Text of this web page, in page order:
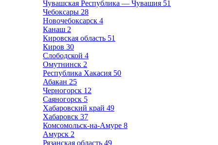
Чувашская Республика — Чувашия 51
Чебоксары 28
Новочебоксарск 4
Канаш 2
Кировская область 51
Киров 30
Слободской 4
Омутнинск 2
Республика Хакасия 50
Абакан 25
Черногорск 12
Саяногорск 5
Хабаровский край 49
Хабаровск 37
Комсомольск-на-Амуре 8
Амурск 2
Рязанская область 49